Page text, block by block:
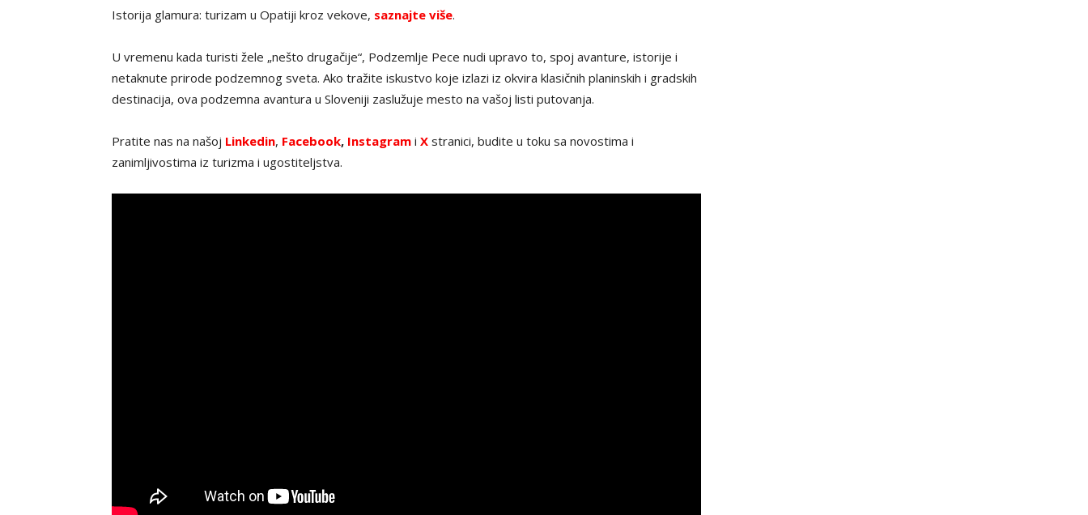
Istorija glamura: turizam u Opatiji kroz vekove, saznajte više.
U vremenu kada turisti žele „nešto drugačije“, Podzemlje Pece nudi upravo to, spoj avanture, istorije i
netaknute prirode podzemnog sveta. Ako tražite iskustvo koje izlazi iz okvira klasičnih planinskih i gradskih
destinacija, ova podzemna avantura u Sloveniji zaslužuje mesto na vašoj listi putovanja.
Pratite nas na našoj Linkedin, Facebook, Instagram i X stranici, budite u toku sa novostima i
zanimljivostima iz turizma i ugostiteljstva.